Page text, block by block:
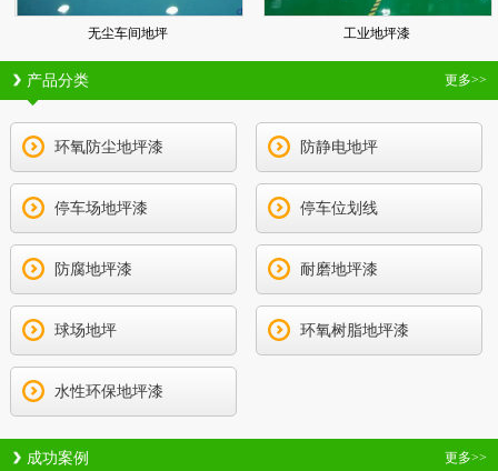
无尘车间地坪 工业地坪漆
更多>>
产品分类
环氧防尘地坪漆 防静电地坪
停车场地坪漆 停车位划线
防腐地坪漆 耐磨地坪漆
球场地坪 环氧树脂地坪漆
水性环保地坪漆
更多>>
成功案例